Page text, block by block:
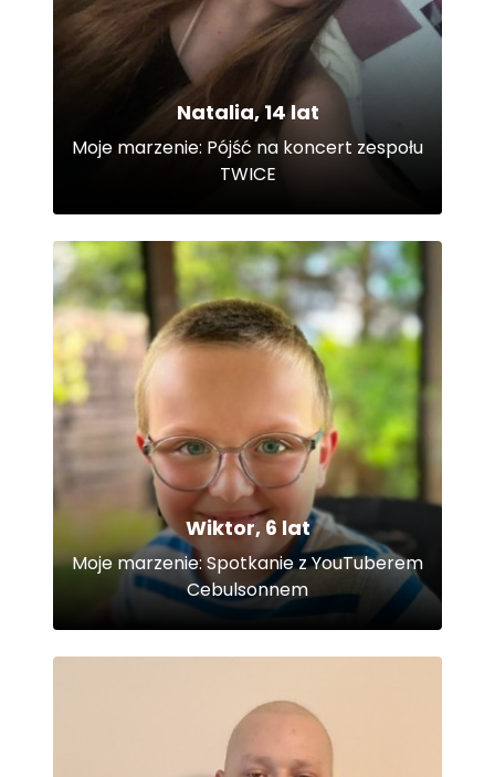
Natalia, 14 lat
Moje marzenie: Pójść na koncert zespołu
TWICE
Wiktor, 6 lat
Moje marzenie: Spotkanie z YouTuberem
Cebulsonnem